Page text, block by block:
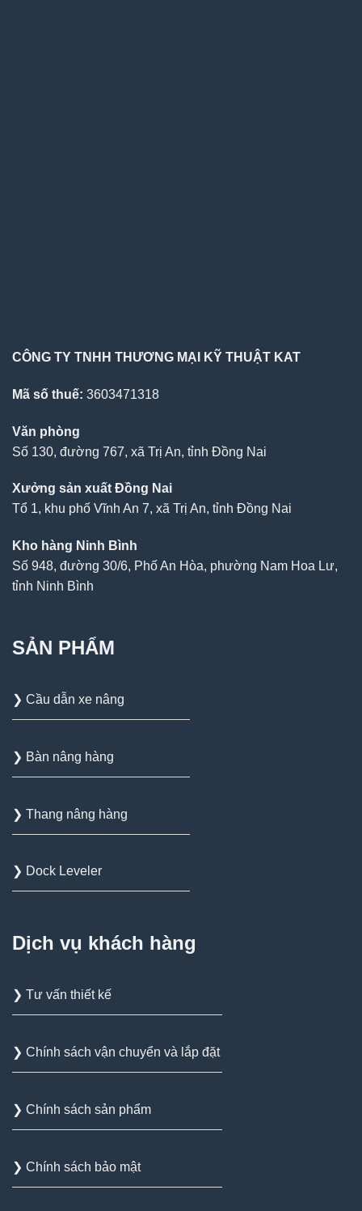
CÔNG TY TNHH THƯƠNG MẠI KỸ THUẬT KAT
Mã số thuế: 3603471318
Văn phòng
Số 130, đường 767, xã Trị An, tỉnh Đồng Nai
Xưởng sản xuất Đồng Nai
Tổ 1, khu phố Vĩnh An 7, xã Trị An, tỉnh Đồng Nai
Kho hàng Ninh Bình
Số 948, đường 30/6, Phố An Hòa, phường Nam Hoa Lư,
tỉnh Ninh Bình
SẢN PHẨM
❯ Cầu dẫn xe nâng
❯ Bàn nâng hàng
❯ Thang nâng hàng
❯ Dock Leveler
Dịch vụ khách hàng
❯ Tư vấn thiết kế
❯ Chính sách vận chuyển và lắp đặt
❯ Chính sách sản phẩm
❯ Chính sách bảo mật